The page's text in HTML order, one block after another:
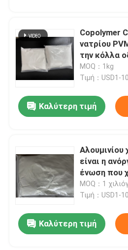
Copolymer
νατρίου
την κόλλα
MOQ：1kg
Τιμή：USD1-
Καλύτερη τιμή
είναι η
ένωση που
συστατικό
για
Ημερήσια
MOQ：1
Τιμή：USD1-
Καλύτερη τιμή